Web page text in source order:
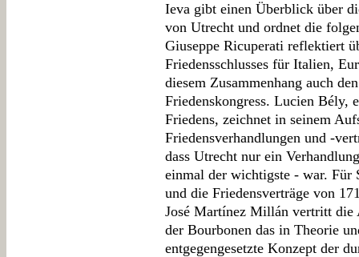
Ieva gibt einen Überblick über
von Utrecht und ordnet die
Giuseppe Ricuperati reflektiert
Friedensschlusses für Italien,
diesem Zusammenhang auch
Friedenskongress. Lucien Bély,
Friedens, zeichnet in seinem
Friedensverhandlungen und -
dass Utrecht nur ein
einmal der wichtigste - war. Für
und die Friedensverträge von
José Martínez Millán vertritt die
der Bourbonen das in Theorie
entgegengesetzte Konzept der